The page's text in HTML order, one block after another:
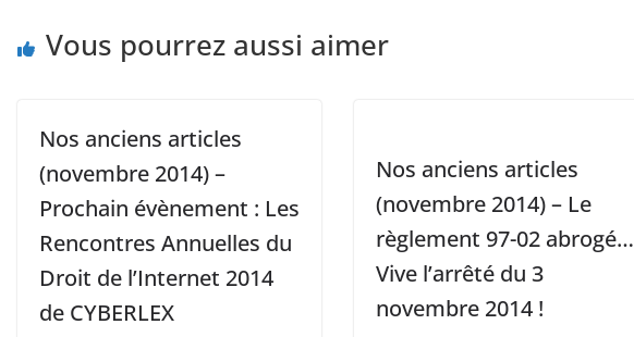
Vous pourrez aussi aimer
Nos anciens articles
(novembre 2014) –
Prochain évènement : Les
Rencontres Annuelles du
Droit de l’Internet 2014
de CYBERLEX
Nos anciens articles
(novembre 2014) – Le
règlement 97-02 abrogé…
Vive l’arrêté du 3
novembre 2014 !